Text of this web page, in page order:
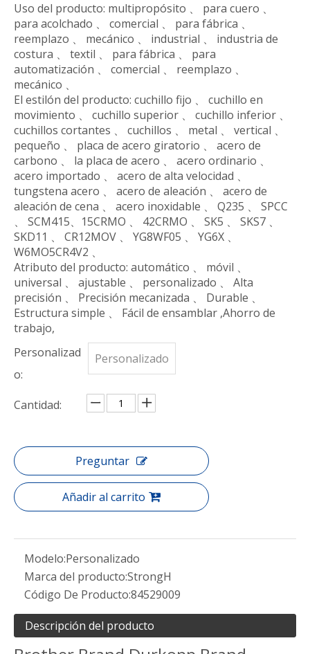
Uso del producto: multipropósito 、 para cuero 、
para acolchado 、 comercial 、 para fábrica 、
reemplazo 、 mecánico 、 industrial 、 industria de
costura 、 textil 、 para fábrica 、 para
automatización 、 comercial 、 reemplazo 、
mecánico 、
El estilón del producto: cuchillo fijo 、 cuchillo en
movimiento 、 cuchillo superior 、 cuchillo inferior 、
cuchillos cortantes 、 cuchillos 、 metal 、 vertical 、
pequeño 、 placa de acero giratorio 、 acero de
carbono 、 la placa de acero 、 acero ordinario 、
acero importado 、 acero de alta velocidad 、
tungstena acero 、 acero de aleación 、 acero de
aleación de cena 、 acero inoxidable 、 Q235 、 SPCC
、 SCM415、15CRMO 、 42CRMO 、 SK5 、 SKS7 、
SKD11 、 CR12MOV 、 YG8WF05 、 YG6X 、
W6MO5CR4V2 、
Atributo del producto: automático 、 móvil 、
universal 、 ajustable 、 personalizado 、 Alta
precisión 、 Precisión mecanizada 、 Durable 、
Estructura simple 、 Fácil de ensamblar ,Ahorro de
trabajo,
Personalizad
o:
Personalizado
Cantidad:
Preguntar
Añadir al carrito
Modelo:Personalizado
Marca del producto:StrongH
Código De Producto:84529009
Descripción del producto